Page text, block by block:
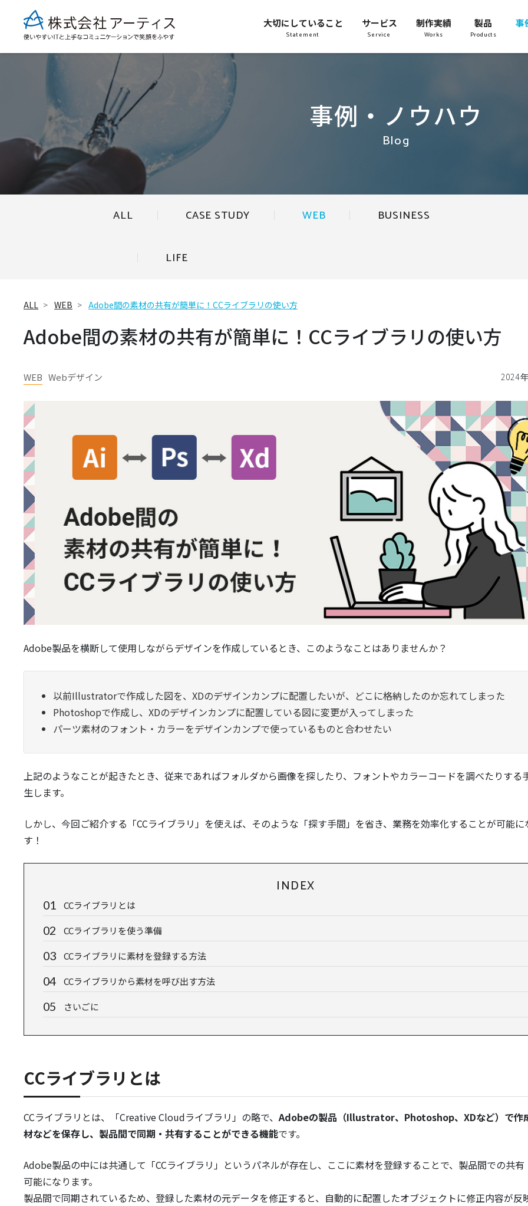
大切にしていること
Statement
サービス
Service
制作実績
Works
製品
Products
事
事例・ノウハウ
Blog
ALL CASE STUDY WEB BUSINESS
LIFE
ALL WEB Adobe間の素材の共有が簡単に！CCライブラリの使い方
Adobe間の素材の共有が簡単に！CCライブラリの使い方
2024
WEB Webデザイン
Adobe製品を横断して使用しながらデザインを作成しているとき、このようなことはありませんか？
以前Illustratorで作成した図を、XDのデザインカンプに配置したいが、どこに格納したのか忘れてしまった
Photoshopで作成し、XDのデザインカンプに配置している図に変更が入ってしまった
パーツ素材のフォント・カラーをデザインカンプで使っているものと合わせたい
上記のようなことが起きたとき、従来であればフォルダから画像を探したり、フォントやカラーコードを調べたりする
生します。
しかし、今回ご紹介する「CCライブラリ」を使えば、そのような「探す手間」を省き、業務を効率化することが可能に
す！
INDEX
CCライブラリとは
CCライブラリを使う準備
CCライブラリに素材を登録する方法
CCライブラリから素材を呼び出す方法
さいごに
CCライブラリとは
CCライブラリとは、「Creative Cloudライブラリ」の略で、Adobeの製品（Illustrator、Photoshop、XDなど）で作
材などを保存し、製品間で同期・共有することができる機能です。
Adobe製品の中には共通して「CCライブラリ」というパネルが存在し、ここに素材を登録することで、製品間での共有
可能になります。
製品間で同期されているため、登録した素材の元データを修正すると、自動的に配置したオブジェクトに修正内容が反